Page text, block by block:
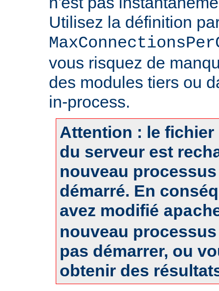
Utilisez la définition
vous risquez de
des modules tiers ou
in-process.
Attention : le
du serveur est
nouveau
démarré. En
avez modifié
nouveau
pas démarrer, ou
obtenir des